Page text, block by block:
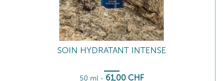
SOIN HYDRATANT INTENSE
50 ml - 61,00 CHF